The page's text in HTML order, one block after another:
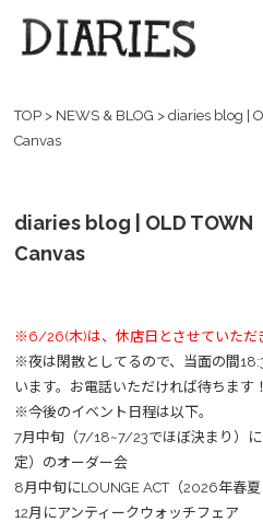
TOP > NEWS & BLOG > diaries blog |
Canvas
diaries blog | OLD
Canvas
※6/26(木)は、休店日とさせていただ
※夜は閑散としてるので、当面の間
います。お電話いただければ待ちます
※今後のイベント日程は以下。
7月中旬（7/18~7/23でほぼ決まり）
定）のオーダー会
8月中旬にLOUNGE ACT（2026年春
12月にアンティークウォッチフェア